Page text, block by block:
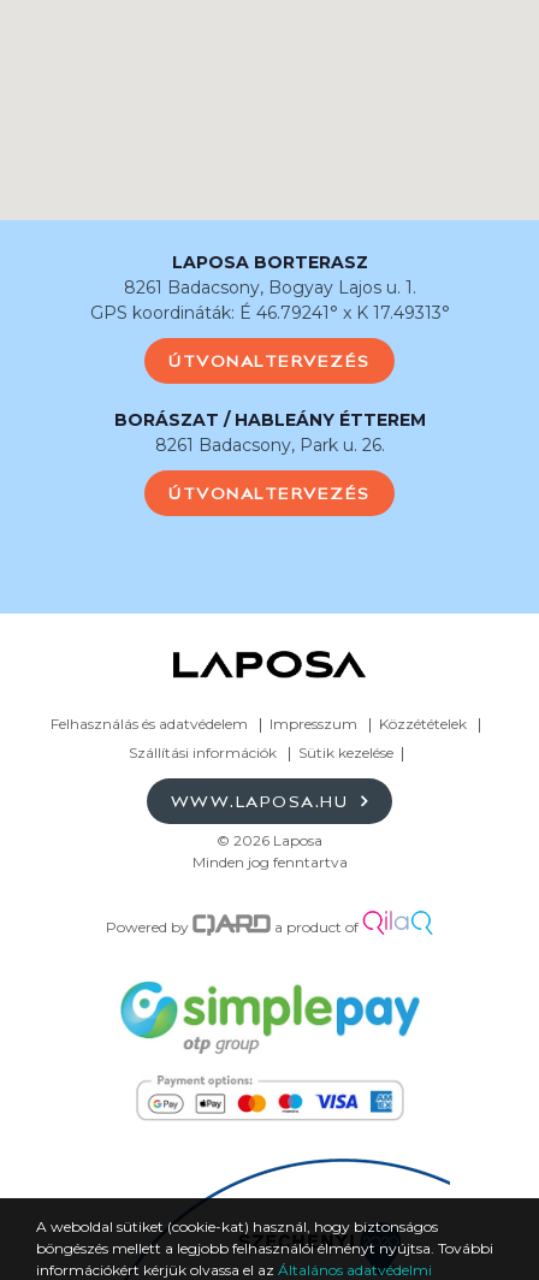
LAPOSA BORTERASZ
8261 Badacsony, Bogyay Lajos u. 1.
GPS koordináták: É 46.79241° x K 17.49313°
ÚTVONALTERVEZÉS
BORÁSZAT / HABLEÁNY ÉTTEREM
8261 Badacsony, Park u. 26.
ÚTVONALTERVEZÉS
Felhasználás és adatvédelem Impresszum
Közzétételek
Szállítási információk
Sütik kezelése
WWW.LAPOSA.HU
© 2026 Laposa
Minden jog fenntartva
Powered by a product of
A weboldal sütiket (cookie-kat) használ, hogy biztonságos
böngészés mellett a legjobb felhasználói élményt nyújtsa. További
információkért kérjük olvassa el az Általános adatvédelmi